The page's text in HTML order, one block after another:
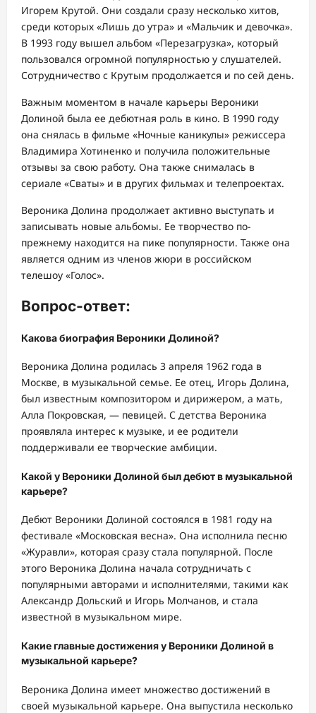
Игорем Крутой. Они создали сразу несколько хитов,
среди которых «Лишь до утра» и «Мальчик и девочка».
В 1993 году вышел альбом «Перезагрузка», который
пользовался огромной популярностью у слушателей.
Сотрудничество с Крутым продолжается и по сей день.
Важным моментом в начале карьеры Вероники
Долиной была ее дебютная роль в кино. В 1990 году
она снялась в фильме «Ночные каникулы» режиссера
Владимира Хотиненко и получила положительные
отзывы за свою работу. Она также снималась в
сериале «Сваты» и в других фильмах и телепроектах.
Вероника Долина продолжает активно выступать и
записывать новые альбомы. Ее творчество по-
прежнему находится на пике популярности. Также она
является одним из членов жюри в российском
телешоу «Голос».
Вопрос-ответ:
Какова биография Вероники Долиной?
Вероника Долина родилась 3 апреля 1962 года в
Москве, в музыкальной семье. Ее отец, Игорь Долина,
был известным композитором и дирижером, а мать,
Алла Покровская, — певицей. С детства Вероника
проявляла интерес к музыке, и ее родители
поддерживали ее творческие амбиции.
Какой у Вероники Долиной был дебют в музыкальной
карьере?
Дебют Вероники Долиной состоялся в 1981 году на
фестивале «Московская весна». Она исполнила песню
«Журавли», которая сразу стала популярной. После
этого Вероника Долина начала сотрудничать с
популярными авторами и исполнителями, такими как
Александр Дольский и Игорь Молчанов, и стала
известной в музыкальном мире.
Какие главные достижения у Вероники Долиной в
музыкальной карьере?
Вероника Долина имеет множество достижений в
своей музыкальной карьере. Она выпустила несколько